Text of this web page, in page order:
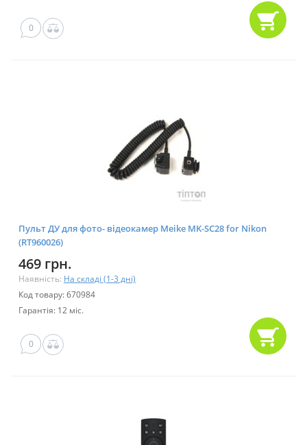
0
Пульт ДУ для фото- відеокамер Meike MK-SC28 for Nikon
(RT960026)
469 грн.
Наявність: На складі (1-3 дні)
Код товару: 670984
Гарантія: 12 міс.
0